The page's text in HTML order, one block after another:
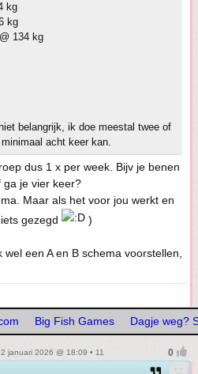
kg
kg
134 kg
belangrijk, ik doe meestal twee of
acht keer kan.
dus 1 x per week. Bijv je benen
ga je vier keer?
Maar als het voor jou werkt en
gezegd
)
een A en B schema voorstellen,
Big Fish Games Dagje weg?
januari 2026 @ 18:09 • 11